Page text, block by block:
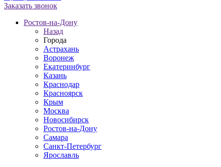
Заказать звонок
Ростов-на-Дону
Назад
Города
Астрахань
Воронеж
Екатеринбург
Казань
Краснодар
Красноярск
Крым
Москва
Новосибирск
Ростов-на-Дону
Самара
Санкт-Петербург
Ярославль